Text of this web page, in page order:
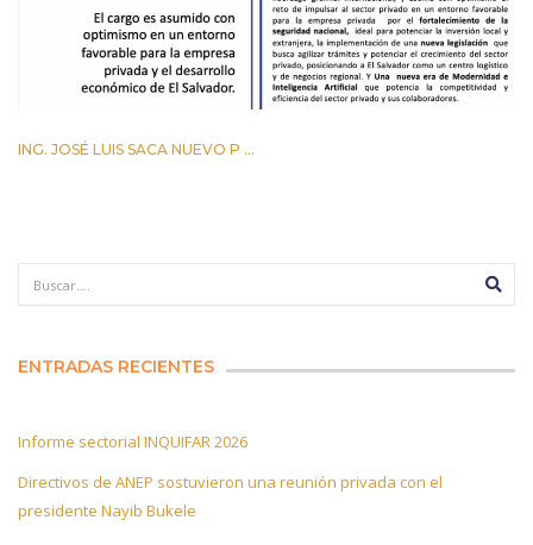
ING. JOSÉ LUIS SACA NUEVO P ...
ENTRADAS RECIENTES
Informe sectorial INQUIFAR 2026
Directivos de ANEP sostuvieron una reunión privada con el
presidente Nayib Bukele